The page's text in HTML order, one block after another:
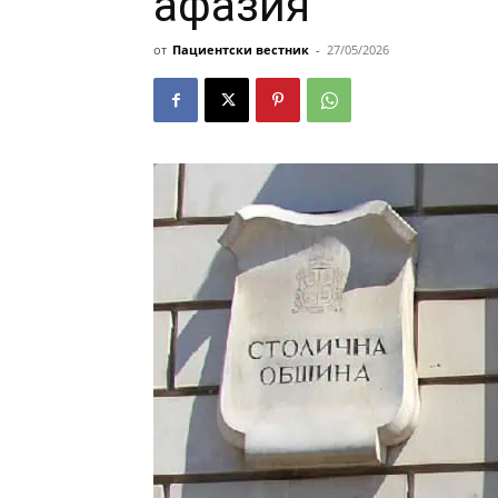
от Пациентски вестник - 27/05/2026